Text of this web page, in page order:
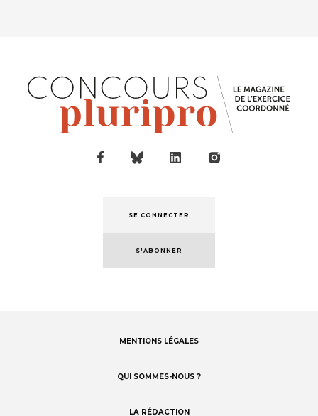
SE CONNECTER
S'ABONNER
MENTIONS LÉGALES
QUI SOMMES-NOUS ?
LA RÉDACTION